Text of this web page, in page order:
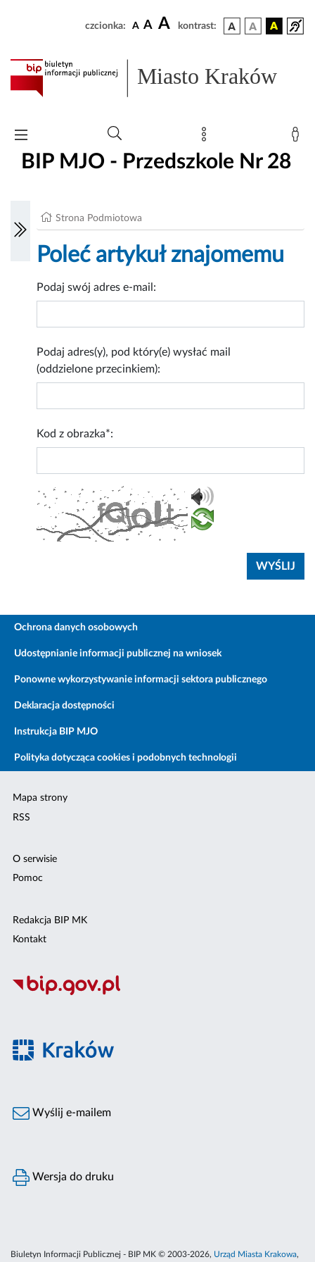
czcionka: A A A kontrast:
Miasto Kraków
BIP MJO - Przedszkole Nr 28
Strona Podmiotowa
Poleć artykuł znajomemu
Podaj swój adres e-mail:
Podaj adres(y), pod który(e) wysłać mail
(oddzielone przecinkiem):
Kod z obrazka*:
Ochrona danych osobowych
Udostępnianie informacji publicznej na wniosek
Ponowne wykorzystywanie informacji sektora publicznego
Deklaracja dostępności
Instrukcja BIP MJO
Polityka dotycząca cookies i podobnych technologii
Mapa strony
RSS
O serwisie
Pomoc
Redakcja BIP MK
Kontakt
Wyślij e-mailem
Wersja do druku
Biuletyn Informacji Publicznej - BIP MK © 2003-2026, Urząd Miasta Krakowa,